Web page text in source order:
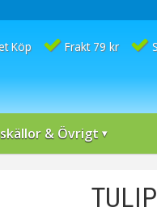
Köp Frakt 79 kr
& Övrigt